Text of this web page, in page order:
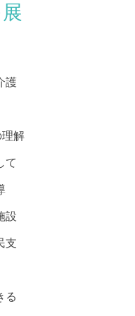
護
解
て
設
支
る